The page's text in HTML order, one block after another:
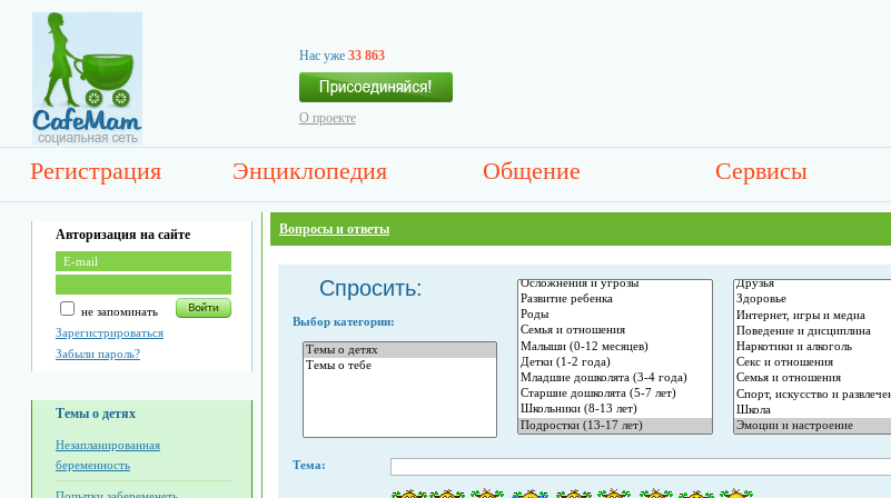
Нас уже 33 863
О проекте
Регистрация Энциклопедия Общение Сервисы
Авторизация на сайте
не запоминать
Зарегистрироваться
Забыли пароль?
Темы о детях
Незапланированная
беременность
Вопросы и ответы
Спросить:
Выбор категории:
Тема: